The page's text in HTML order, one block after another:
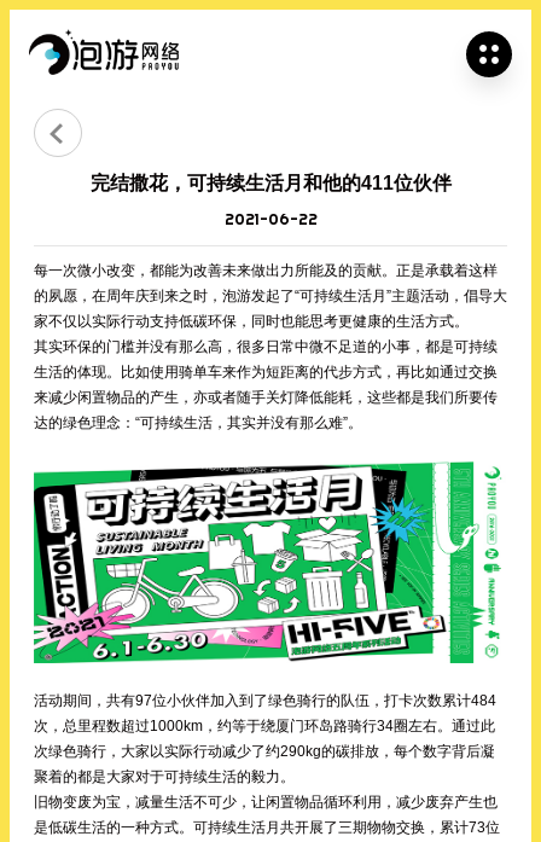

完结撒花，可持续生活月和他的411位伙伴
2021-06-22

每一次微小改变，都能为改善未来做出力所能及的贡献。正是承载着这样
的夙愿，在周年庆到来之时，泡游发起了“可持续生活月”主题活动，倡导大
家不仅以实际行动支持低碳环保，同时也能思考更健康的生活方式。
其实环保的门槛并没有那么高，很多日常中微不足道的小事，都是可持续
生活的体现。比如使用骑单车来作为短距离的代步方式，再比如通过交换
来减少闲置物品的产生，亦或者随手关灯降低能耗，这些都是我们所要传
达的绿色理念：“可持续生活，其实并没有那么难”。
活动期间，共有97位小伙伴加入到了绿色骑行的队伍，打卡次数累计484
次，总里程数超过1000km，约等于绕厦门环岛路骑行34圈左右。通过此
次绿色骑行，大家以实际行动减少了约290kg的碳排放，每个数字背后凝
聚着的都是大家对于可持续生活的毅力。
旧物变废为宝，减量生活不可少，让闲置物品循环利用，减少废弃产生也
是低碳生活的一种方式。可持续生活月共开展了三期物物交换，累计73位